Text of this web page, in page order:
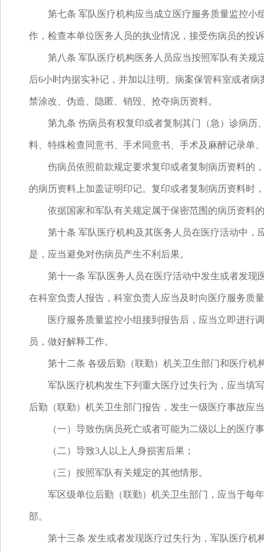
第七条 军队医疗机构应当成立医疗服务质量监控小
作，检查本单位医务人员的执业情况，接受伤病员的投
第八条 军队医疗机构医务人员应当按照军队有关规
后6小时内据实补记，并加以注明。病案保管科室或者
禁涂改、伪造、隐匿、销毁、抢夺病历资料。
第九条 伤病员有权复印或者复制其门（急）诊病历
料、特殊检查同意书、手术同意书、手术及麻醉记录单
伤病员依照前款规定要求复印或者复制病历资料的，
的病历资料上加盖证明印记。复印或者复制病历资料时
依据国家和军队有关规定属于保密范围的病历资料
第十条 军队医疗机构及其医务人员在医疗活动中，
是，应当避免对伤病员产生不利后果。
第十一条 军队医务人员在医疗活动中发生或者发现
在科室负责人报告，科室负责人应当及时向医疗服务质
医疗服务质量监控小组接到报告后，应当立即进行调
员，做好解释工作。
第十二条 各级后勤（联勤）机关卫生部门和医疗机
军队医疗机构发生下列重大医疗过失行为，应当填写
后勤（联勤）机关卫生部门报告，发生一级医疗事故应
（一）导致伤病员死亡或者可能为二级以上的医疗
（二）导致3人以上人身损害后果；
（三）按照军队有关规定的其他情形。
军区级单位后勤（联勤）机关卫生部门，应当于每年
部。
第十三条 发生或者发现医疗过失行为，军队医疗机